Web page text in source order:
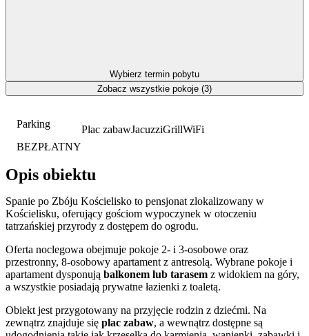
Parking
BEZPŁATNY
Plac zabawJacuzziGrillWiFi
Opis obiektu
Spanie po Zbóju Kościelisko to pensjonat zlokalizowany w
Kościelisku, oferujący gościom wypoczynek w otoczeniu
tatrzańskiej przyrody z dostępem do ogrodu.
Oferta noclegowa obejmuje pokoje 2- i 3-osobowe oraz
przestronny, 8-osobowy apartament z antresolą. Wybrane pokoje i
apartament dysponują balkonem lub tarasem z widokiem na góry,
a wszystkie posiadają prywatne łazienki z toaletą.
Obiekt jest przygotowany na przyjęcie rodzin z dziećmi. Na
zewnątrz znajduje się plac zabaw, a wewnątrz dostępne są
Wybierz termin pobytu
Zobacz wszystkie pokoje (3)